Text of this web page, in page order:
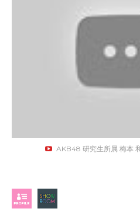
AKB48 研究生所属 梅本